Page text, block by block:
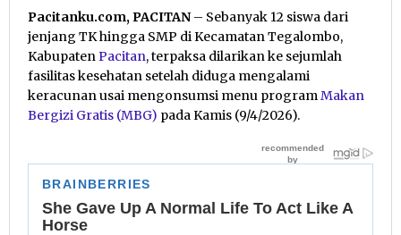
Pacitanku.com, PACITAN – Sebanyak 12 siswa dari
jenjang TK hingga SMP di Kecamatan Tegalombo,
KabupatenPacitan, terpaksa dilarikan ke sejumlah
fasilitas kesehatan setelah diduga mengalami
keracunan usai mengonsumsi menu programMakan
Bergizi Gratis (MBG) pada Kamis (9/4/2026).